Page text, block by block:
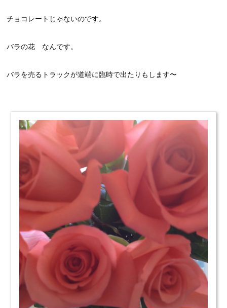
チョコレートじゃないのです。
バラの花 なんです。
バラを売るトラックが道端に臨時で出たりもします〜